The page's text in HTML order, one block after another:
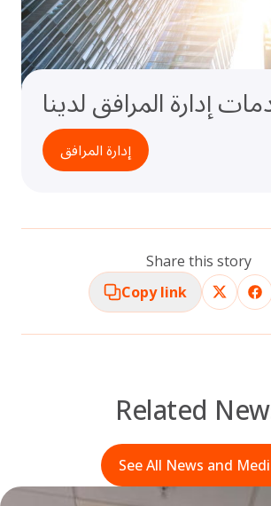
إدارة المرافق لدينا
إدارة المرافق
Share this story
Copy link
Related
See All News and